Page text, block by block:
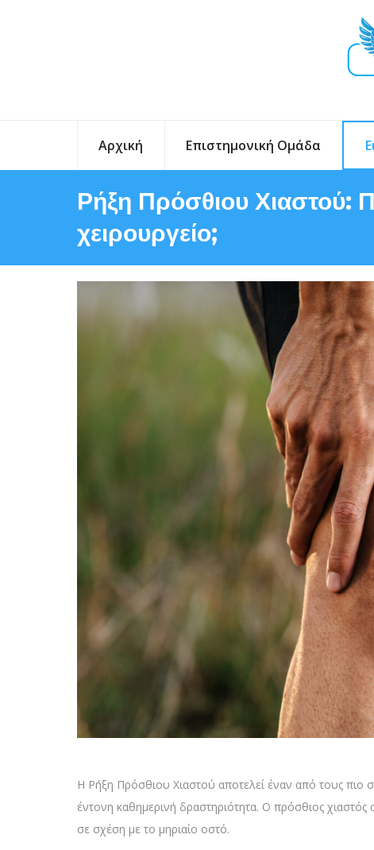
Αρχική Επιστημονική Ομάδα
Ρήξη Πρόσθιου Χιαστού:
χειρουργείο;
Η Ρήξη Πρόσθιου Χιαστού αποτελεί έναν από τους πιο
έντονη καθημερινή δραστηριότητα. Ο πρόσθιος
σε σχέση με το μηριαίο οστό.